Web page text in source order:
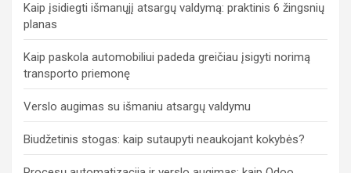
Kaip įsidiegti išmanųjį atsargų valdymą: praktinis 6 žingsnių
planas
Kaip paskola automobiliui padeda greičiau įsigyti norimą
transporto priemonę
Verslo augimas su išmaniu atsargų valdymu
Biudžetinis stogas: kaip sutaupyti neaukojant kokybės?